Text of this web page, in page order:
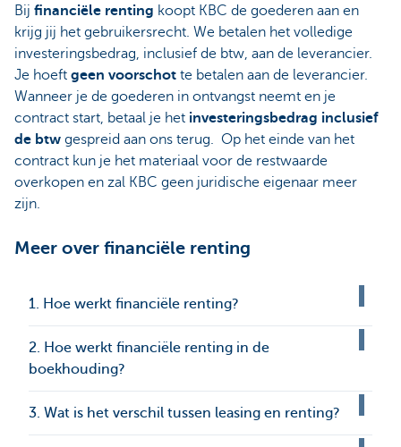
Bij financiële renting koopt KBC de goederen aan en
krijg jij het gebruikersrecht. We betalen het volledige
investeringsbedrag, inclusief de btw, aan de leverancier.
Je hoeft geen voorschot te betalen aan de leverancier.
Wanneer je de goederen in ontvangst neemt en je
contract start, betaal je het investeringsbedrag inclusief
de btw gespreid aan ons terug. Op het einde van het
contract kun je het materiaal voor de restwaarde
overkopen en zal KBC geen juridische eigenaar meer
zijn.
Meer over financiële renting
1. Hoe werkt financiële renting?
2. Hoe werkt financiële renting in de
boekhouding?
3. Wat is het verschil tussen leasing en renting?